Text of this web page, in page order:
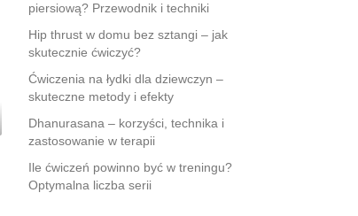
piersiową? Przewodnik i techniki
Hip thrust w domu bez sztangi – jak
skutecznie ćwiczyć?
Ćwiczenia na łydki dla dziewczyn –
skuteczne metody i efekty
Dhanurasana – korzyści, technika i
zastosowanie w terapii
Ile ćwiczeń powinno być w treningu?
Optymalna liczba serii